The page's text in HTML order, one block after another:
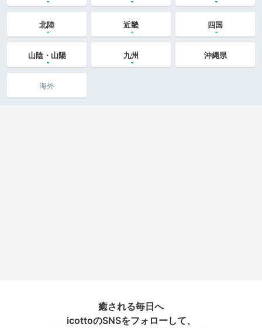
北陸 近畿 四国
山陰・山陽 九州 沖縄県
海外
癒される毎日へ
icottoのSNSをフォローして、